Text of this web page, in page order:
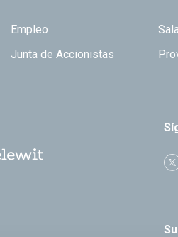
Empleo
Junta de Accionistas